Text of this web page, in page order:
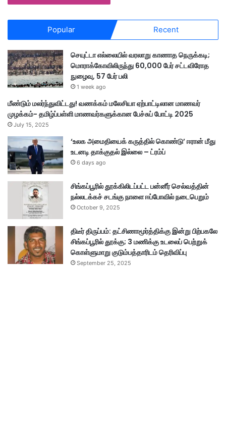
Popular Recent
செயுட்டா எல்லையில் வரலாறு காணாத நெருக்கடி;
மொராக்கோவிலிருந்து 60,000 பேர் சட்டவிரோத
நுழைவு, 57 பேர் பலி
1 week ago
மீண்டும் மலர்ந்துவிட்டது! வணக்கம் மலேசியா ஏற்பாட்டிலான மாணவர்
முழக்கம்- தமிழ்ப்பள்ளி மாணவர்களுக்கான பேச்சுப் போட்டி 2025
July 15, 2025
‘உலக அமைதியைக் கருத்தில் கொண்டு’ ஈரான் மீது
உடனடி தாக்குதல் இல்லை – ட்ரம்ப்
6 days ago
சிங்கப்பூரில் தூக்கிலிடப்பட்ட பன்னீர் செல்வத்தின்
நல்லடக்கச் சடங்கு நாளை ஈப்போவில் நடைபெறும்
October 9, 2025
திடீர் திருப்பம்: தட்சிணாமூர்த்திக்கு இன்று பிற்பகலே
சிங்கப்பூரில் தூக்கு; 3 மணிக்கு உடலைப் பெற்றுக்
கொள்ளுமாறு குடும்பத்தாரிடம் தெரிவிப்பு
September 25, 2025